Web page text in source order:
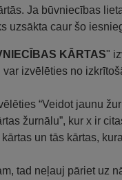
Ja būvniecības
uzsākta caur šo
KĀRTAS"
izvēlēties no
“Veidot jaunu
žurnālu”, kur x ir
un tās kārtas,
tad neļauj pāriet uz